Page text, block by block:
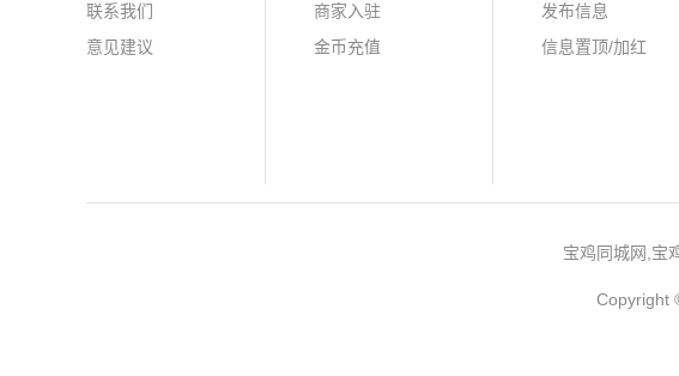
联系我们
意见建议
商家入驻
金币充值
发布信息
信息置顶/加红
宝鸡同城网,宝
Copyright